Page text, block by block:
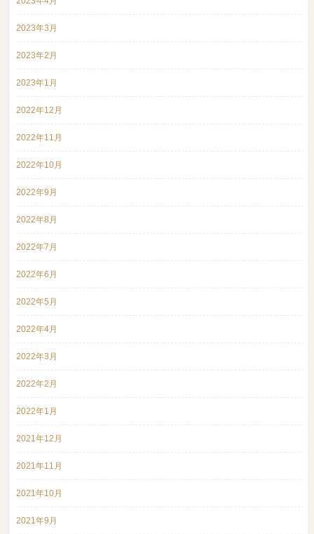
2023年3月
2023年2月
2023年1月
2022年12月
2022年11月
2022年10月
2022年9月
2022年8月
2022年7月
2022年6月
2022年5月
2022年4月
2022年3月
2022年2月
2022年1月
2021年12月
2021年11月
2021年10月
2021年9月